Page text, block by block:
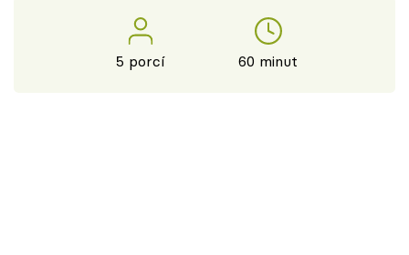
Přihlášení5 porcí 60 minut